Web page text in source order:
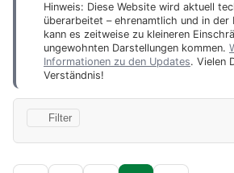
Hinweis: Diese Website wird aktuell
überarbeitet – ehrenamtlich und in der
kann es zeitweise zu kleineren
ungewohnten Darstellungen kommen.
Informationen zu den Updates. Vielen
Verständnis!
Filter